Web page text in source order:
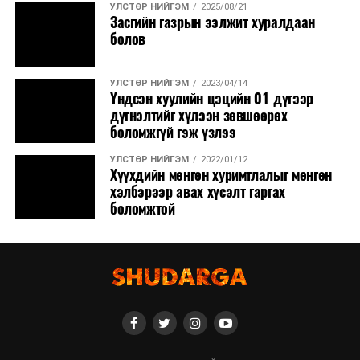
УЛСТӨР НИЙГЭМ 2025/08/21
Засгийн газрын ээлжит хуралдаан
болов
УЛСТӨР НИЙГЭМ 2023/04/14
Үндсэн хуулийн цэцийн 01 дүгээр
дүгнэлтийг хүлээн зөвшөөрөх
боломжгүй гэж үзлээ
УЛСТӨР НИЙГЭМ 2022/01/12
Хүүхдийн мөнгөн хуримтлалыг мөнгөн
хэлбэрээр авах хүсэлт гаргах
боломжтой